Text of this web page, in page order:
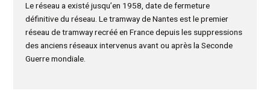
Le réseau a existé jusqu’en 1958, date de fermeture
définitive du réseau. Le tramway de Nantes est le premier
réseau de tramway recréé en France depuis les suppressions
des anciens réseaux intervenus avant ou après la Seconde
Guerre mondiale.